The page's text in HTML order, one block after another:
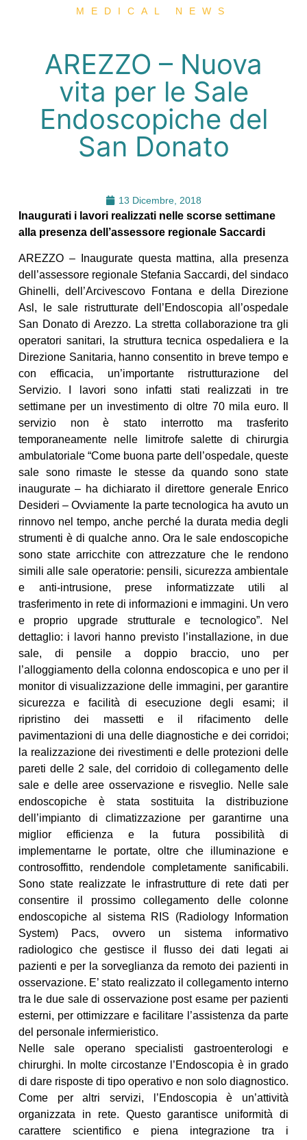
MEDICAL NEWS
AREZZO – Nuova
vita per le Sale
Endoscopiche del
San Donato
13 Dicembre, 2018
Inaugurati i lavori realizzati nelle scorse settimane
alla presenza dell’assessore regionale Saccardi
AREZZO – Inaugurate questa mattina, alla presenza
dell’assessore regionale Stefania Saccardi, del sindaco
Ghinelli, dell’Arcivescovo Fontana e della Direzione
Asl, le sale ristrutturate dell’Endoscopia all’ospedale
San Donato di Arezzo. La stretta collaborazione tra gli
operatori sanitari, la struttura tecnica ospedaliera e la
Direzione Sanitaria, hanno consentito in breve tempo e
con efficacia, un’importante ristrutturazione del
Servizio. I lavori sono infatti stati realizzati in tre
settimane per un investimento di oltre 70 mila euro. Il
servizio non è stato interrotto ma trasferito
temporaneamente nelle limitrofe salette di chirurgia
ambulatoriale “Come buona parte dell’ospedale, queste
sale sono rimaste le stesse da quando sono state
inaugurate – ha dichiarato il direttore generale Enrico
Desideri – Ovviamente la parte tecnologica ha avuto un
rinnovo nel tempo, anche perché la durata media degli
strumenti è di qualche anno. Ora le sale endoscopiche
sono state arricchite con attrezzature che le rendono
simili alle sale operatorie: pensili, sicurezza ambientale
e anti-intrusione, prese informatizzate utili al
trasferimento in rete di informazioni e immagini. Un vero
e proprio upgrade strutturale e tecnologico”. Nel
dettaglio: i lavori hanno previsto l’installazione, in due
sale, di pensile a doppio braccio, uno per
l’alloggiamento della colonna endoscopica e uno per il
monitor di visualizzazione delle immagini, per garantire
sicurezza e facilità di esecuzione degli esami; il
ripristino dei massetti e il rifacimento delle
pavimentazioni di una delle diagnostiche e dei corridoi;
la realizzazione dei rivestimenti e delle protezioni delle
pareti delle 2 sale, del corridoio di collegamento delle
sale e delle aree osservazione e risveglio. Nelle sale
endoscopiche è stata sostituita la distribuzione
dell’impianto di climatizzazione per garantirne una
miglior efficienza e la futura possibilità di
implementarne le portate, oltre che illuminazione e
controsoffitto, rendendole completamente sanificabili.
Sono state realizzate le infrastrutture di rete dati per
consentire il prossimo collegamento delle colonne
endoscopiche al sistema RIS (Radiology Information
System) Pacs, ovvero un sistema informativo
radiologico che gestisce il flusso dei dati legati ai
pazienti e per la sorveglianza da remoto dei pazienti in
osservazione. E’ stato realizzato il collegamento interno
tra le due sale di osservazione post esame per pazienti
esterni, per ottimizzare e facilitare l’assistenza da parte
del personale infermieristico.
Nelle sale operano specialisti gastroenterologi e
chirurghi. In molte circostanze l’Endoscopia è in grado
di dare risposte di tipo operativo e non solo diagnostico.
Come per altri servizi, l’Endoscopia è un’attività
organizzata in rete. Questo garantisce uniformità di
carattere scientifico e piena integrazione tra i